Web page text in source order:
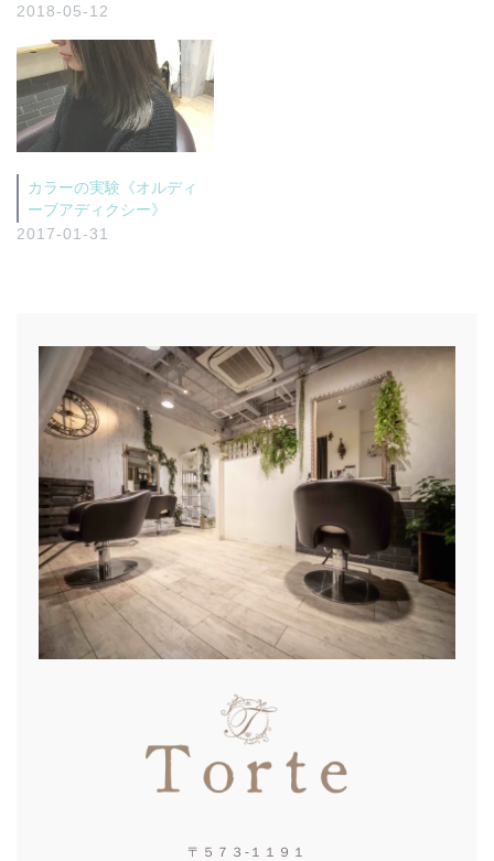
2018-05-12
カラーの実験《オルディ
ーブアディクシー》
2017-01-31
〒５７３-１１９１